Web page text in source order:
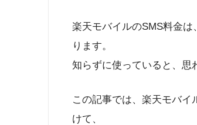
楽天モバイルのSMS料金
ります。
知らずに使っていると、思
この記事では、楽天モバイ
けて、